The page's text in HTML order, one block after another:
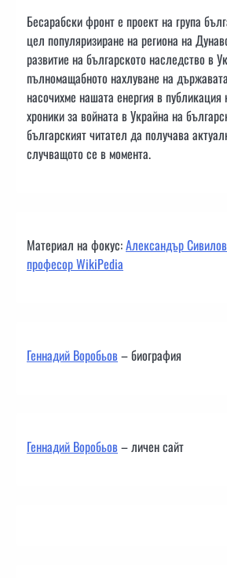
Бесарабски фронт е проект на група
цел популяризиране на региона на
развитие на българското наследство в
пълномащабното нахлуване на
насочихме нашата енергия в
хроники за войната в Украйна на
българският читател да получава
случващото се в момента.
Материал на фокус:Александър
професор WikiPedia
Геннадий Воробьов– биография
Геннадий Воробьов– личен сайт